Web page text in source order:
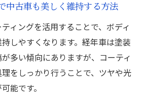
中古車も美しく維持する方法
ィングを活用することで、ボディ
しやすくなります。経年車は塗装
多い傾向にありますが、コーティ
をしっかり行うことで、ツヤや光
能です。